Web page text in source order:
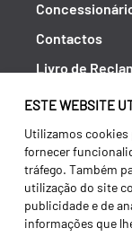
ESTE WEBSITE
Utilizamos cookies
fornecer
tráfego. Também
utilização do site
publicidade e de
informações que
Contactos
Livro de
Política de
Canal de
Termos e